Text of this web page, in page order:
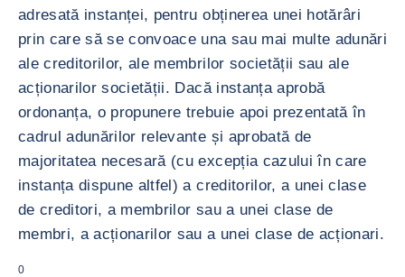
adresată instanței, pentru obținerea unei hotărâri
prin care să se convoace una sau mai multe adunări
ale creditorilor, ale membrilor societății sau ale
acționarilor societății. Dacă instanța aprobă
ordonanța, o propunere trebuie apoi prezentată în
cadrul adunărilor relevante și aprobată de
majoritatea necesară (cu excepția cazului în care
instanța dispune altfel) a creditorilor, a unei clase
de creditori, a membrilor sau a unei clase de
membri, a acționarilor sau a unei clase de acționari.
0